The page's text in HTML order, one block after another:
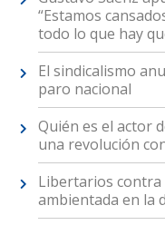
“Estamos
todo lo que hay
El sindicalismo
paro nacional
Quién es el actor
una revolución
Libertarios
ambientada en la